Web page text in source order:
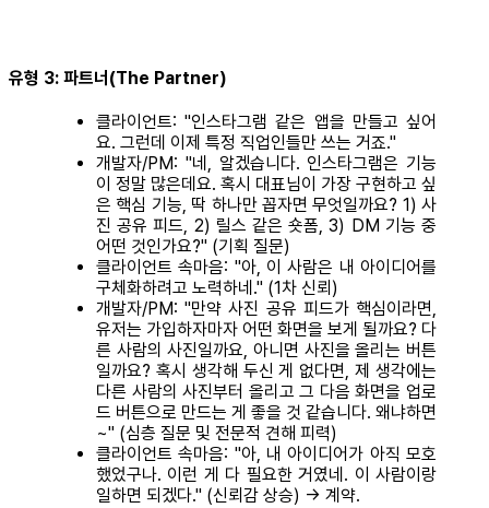
유형 3: 파트너(The Partner)
클라이언트: "인스타그램 같은 앱을 만들고 싶어
요. 그런데 이제 특정 직업인들만 쓰는 거죠."
개발자/PM: "네, 알겠습니다. 인스타그램은 기능
이 정말 많은데요. 혹시 대표님이 가장 구현하고 싶
은 핵심 기능, 딱 하나만 꼽자면 무엇일까요? 1) 사
진 공유 피드, 2) 릴스 같은 숏폼, 3) DM 기능 중
어떤 것인가요?" (기획 질문)
클라이언트 속마음: "아, 이 사람은 내 아이디어를
구체화하려고 노력하네." (1차 신뢰)
개발자/PM: "만약 사진 공유 피드가 핵심이라면,
유저는 가입하자마자 어떤 화면을 보게 될까요? 다
른 사람의 사진일까요, 아니면 사진을 올리는 버튼
일까요? 혹시 생각해 두신 게 없다면, 제 생각에는
다른 사람의 사진부터 올리고 그 다음 화면을 업로
드 버튼으로 만드는 게 좋을 것 같습니다. 왜냐하면
~" (심층 질문 및 전문적 견해 피력)
클라이언트 속마음: "아, 내 아이디어가 아직 모호
했었구나. 이런 게 다 필요한 거였네. 이 사람이랑
일하면 되겠다." (신뢰감 상승) → 계약.